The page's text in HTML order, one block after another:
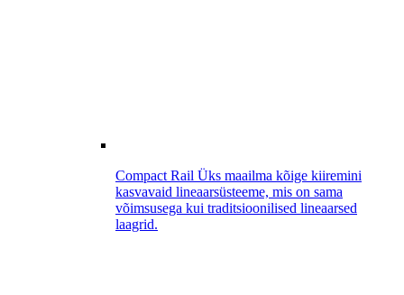
Compact Rail Üks maailma kõige kiiremini
kasvavaid lineaarsüsteeme, mis on sama
võimsusega kui traditsioonilised lineaarsed
laagrid.